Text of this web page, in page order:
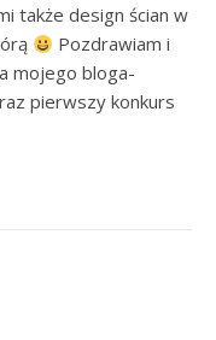
także design ścian w
Pozdrawiam i
mojego bloga-
pierwszy konkurs